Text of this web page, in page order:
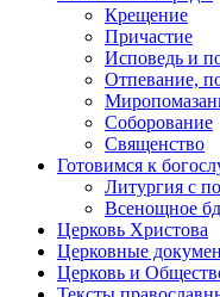
Крещение
Причастие
Исповедь и
Отпевание,
Соборование
Священство
Готовимся к
Литургия с
Всенощное
Церковь Христова
Церковные
Церковь и